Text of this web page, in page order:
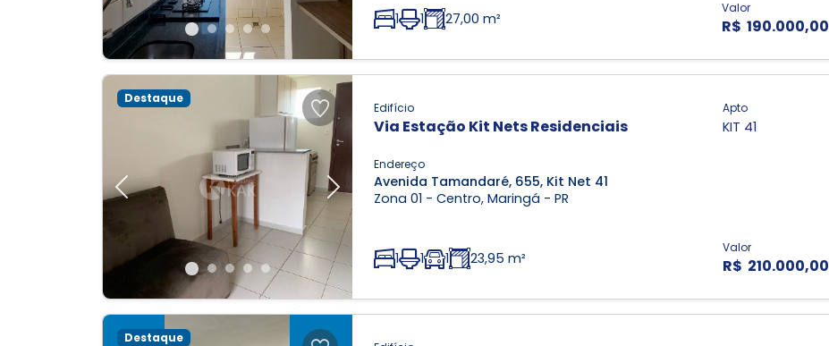
1 1 27,00 m²
Valor
R$ 190.000,00
Previous Next
Destaque
Edifício
Via Estação Kit Nets Residenciais
Endereço
Avenida Tamandaré, 655, Kit Net 41
Zona 01 - Centro, Maringá - PR
1 1 1 23,95 m²
Valor
R$ 210.000,00
Apto
KIT 41
Destaque